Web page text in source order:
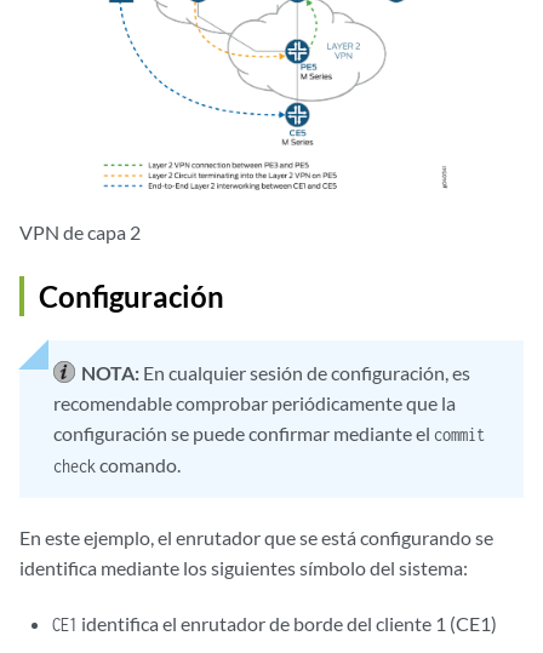
VPN de capa 2
Configuración
NOTA: En cualquier sesión de configuración, es
recomendable comprobar periódicamente que la
configuración se puede confirmar mediante el commit
check comando.
En este ejemplo, el enrutador que se está configurando se
identifica mediante los siguientes símbolo del sistema:
CE1 identifica el enrutador de borde del cliente 1 (CE1)